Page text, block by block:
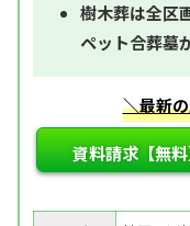
樹木葬は全区
ペット合葬墓
＼最新
資料請求【無